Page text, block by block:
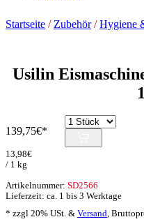
Startseite / Zubehör/Hygiene
Usilin
139,75€
* zzgl 20% USt. & Versand
Artikelnummer: SD2566
13,98€
/ 1 kg
Lieferzeit: ca. 1 bis 3 Werktage